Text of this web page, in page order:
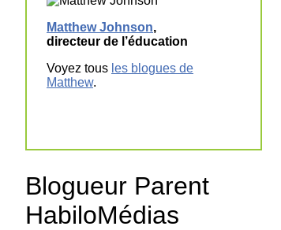
Matthew Johnson,
directeur de l’éducation
Voyez tous les blogues de
Matthew.
Blogueur Parent
HabiloMédias